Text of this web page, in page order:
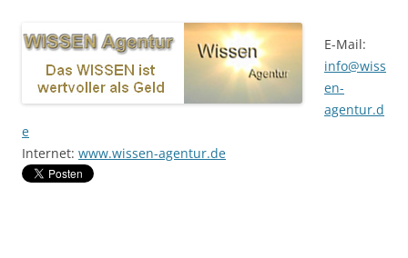
E-Mail:
info@wiss
en-
agentur.d
e
Internet: www.wissen-agentur.de